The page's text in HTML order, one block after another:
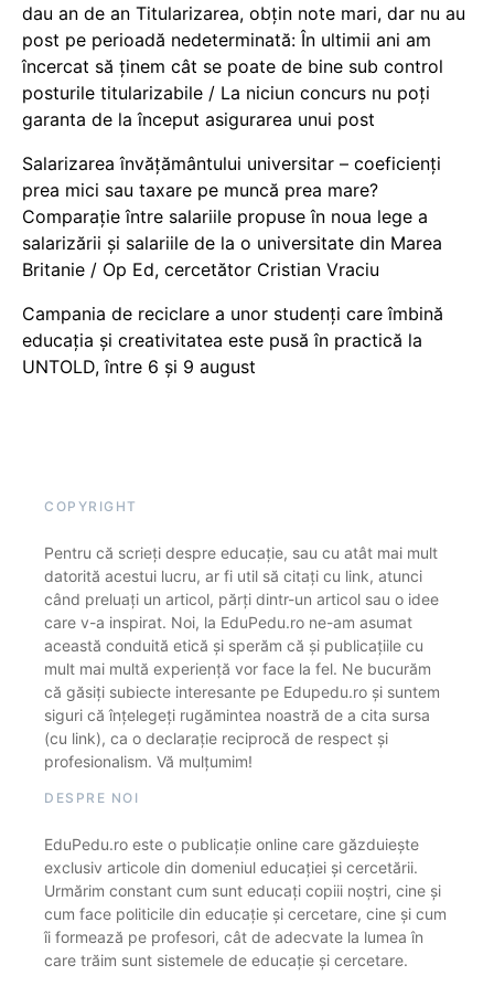
dau an de an Titularizarea, obțin note mari, dar nu au
post pe perioadă nedeterminată: În ultimii ani am
încercat să ținem cât se poate de bine sub control
posturile titularizabile / La niciun concurs nu poți
garanta de la început asigurarea unui post
Salarizarea învățământului universitar – coeficienți
prea mici sau taxare pe muncă prea mare?
Comparație între salariile propuse în noua lege a
salarizării și salariile de la o universitate din Marea
Britanie / Op Ed, cercetător Cristian Vraciu
Campania de reciclare a unor studenți care îmbină
educația și creativitatea este pusă în practică la
UNTOLD, între 6 și 9 august
COPYRIGHT
Pentru că scrieți despre educație, sau cu atât mai mult
datorită acestui lucru, ar fi util să citați cu link, atunci
când preluați un articol, părți dintr-un articol sau o idee
care v-a inspirat. Noi, la EduPedu.ro ne-am asumat
această conduită etică și sperăm că și publicațiile cu
mult mai multă experiență vor face la fel. Ne bucurăm
că găsiți subiecte interesante pe Edupedu.ro și suntem
siguri că înțelegeți rugămintea noastră de a cita sursa
(cu link), ca o declarație reciprocă de respect și
profesionalism. Vă mulțumim!
DESPRE NOI
EduPedu.ro este o publicație online care găzduiește
exclusiv articole din domeniul educației și cercetării.
Urmărim constant cum sunt educați copiii noștri, cine și
cum face politicile din educație și cercetare, cine și cum
îi formează pe profesori, cât de adecvate la lumea în
care trăim sunt sistemele de educație și cercetare.